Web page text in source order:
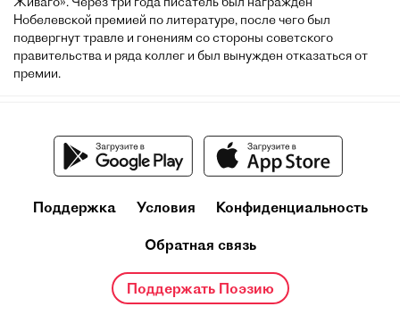
Нобелевской премией по литературе, после чего был
подвергнут травле и гонениям со стороны советского
правительства и ряда коллег и был вынужден отказаться от
премии.
Поддержка Условия Конфиденциальность
Обратная связь
Поддержать Поэзию